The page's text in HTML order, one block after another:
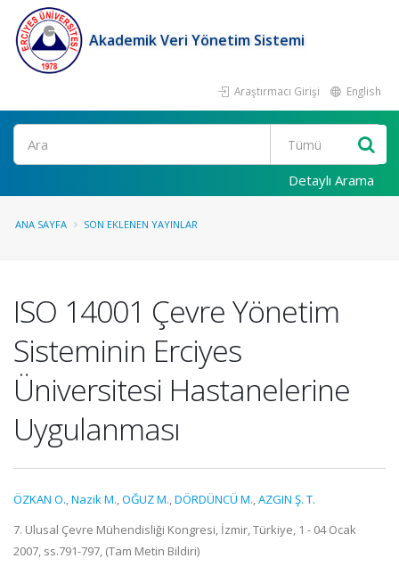
Akademik Veri Yönetim Sistemi
Araştırmacı Girişi English
Ara
Detaylı Arama
ANA SAYFA SON EKLENEN YAYINLAR
ISO 14001 Çevre Yönetim
Sisteminin Erciyes
Üniversitesi Hastanelerine
Uygulanması
ÖZKAN O.,Nazik M.,OĞUZ M.,DÖRDÜNCÜ M.,AZGIN Ş. T.
7. Ulusal Çevre Mühendisliği Kongresi, İzmir, Türkiye, 1 - 04 Ocak
2007, ss.791-797, (Tam Metin Bildiri)